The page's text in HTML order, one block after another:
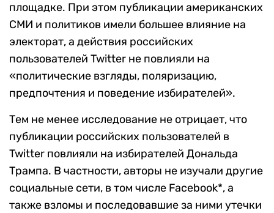
площадке. При этом публикации американских
СМИ и политиков имели большее влияние на
электорат, а действия российских
пользователей Twitter не повлияли на
«политические взгляды, поляризацию,
предпочтения и поведение избирателей».
Тем не менее исследование не отрицает, что
публикации российских пользователей в
Twitter повлияли на избирателей Дональда
Трампа. В частности, авторы не изучали другие
социальные сети, в том числе Facebook*, а
также взломы и последовавшие за ними утечки